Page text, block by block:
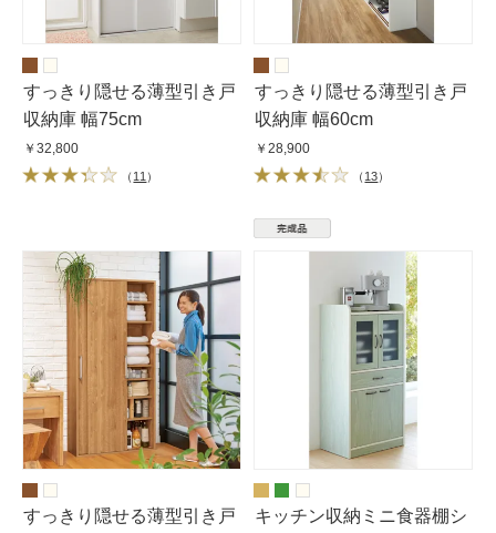
すっきり隠せる薄型引き戸
収納庫 幅75cm
￥32,800
（ 11 ）
すっきり隠せる薄型引き戸
収納庫 幅60cm
￥28,900
（ 13）
すっきり隠せる薄型引き戸
キッチン収納ミニ食器棚シ